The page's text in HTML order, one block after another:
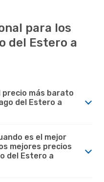
para los
del Estero a
precio más barato
del Estero a
es el mejor
mejores precios
del Estero a